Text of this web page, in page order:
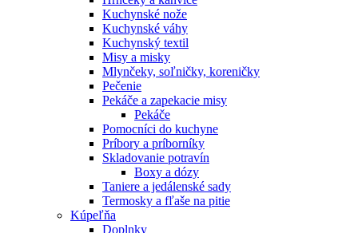
Kuchynské nože
Kuchynské váhy
Kuchynský textil
Misy a misky
Mlynčeky, soľničky, koreničky
Pečenie
Pekáče a zapekacie misy
Pekáče
Pomocníci do kuchyne
Príbory a príborníky
Skladovanie potravín
Boxy a dózy
Taniere a jedálenské sady
Termosky a fľaše na pitie
Kúpeľňa
Doplnky